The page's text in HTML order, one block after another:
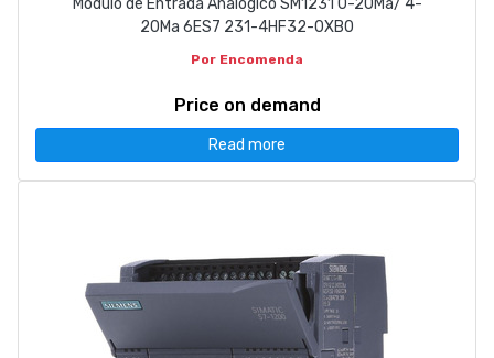
Módulo de Entrada Analógico SM1231 0-20Ma/ 4-
20Ma 6ES7 231-4HF32-0XB0
Por Encomenda
Price on demand
Read more